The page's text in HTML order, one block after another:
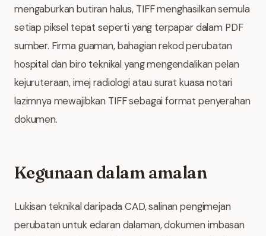
mengaburkan butiran halus, TIFF menghasilkan semula
setiap piksel tepat seperti yang terpapar dalam PDF
sumber. Firma guaman, bahagian rekod perubatan
hospital dan biro teknikal yang mengendalikan pelan
kejuruteraan, imej radiologi atau surat kuasa notari
lazimnya mewajibkan TIFF sebagai format penyerahan
dokumen.
Kegunaan dalam amalan
Lukisan teknikal daripada CAD, salinan pengimejan
perubatan untuk edaran dalaman, dokumen imbasan